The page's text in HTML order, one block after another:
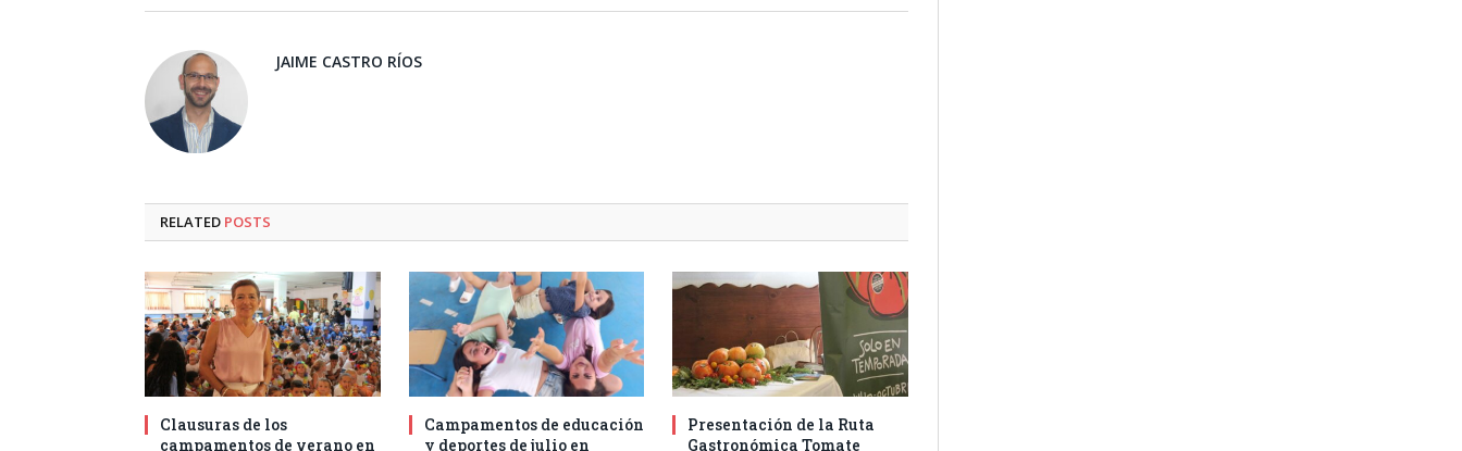
JAIME CASTRO RÍOS
RELATED POSTS
Clausuras de los
campamentos de verano en
Campamentos de educación
y deportes de julio en
Presentación de la Ruta
Gastronómica Tomate